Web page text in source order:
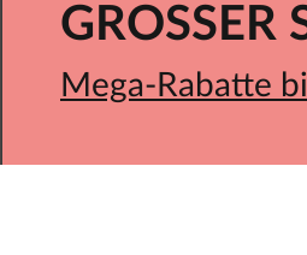
GROSSER
Mega-Rabatte